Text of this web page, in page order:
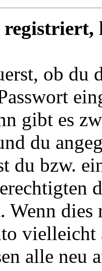
ob du
gibt es
du
du bzw.
Wenn
alle neu